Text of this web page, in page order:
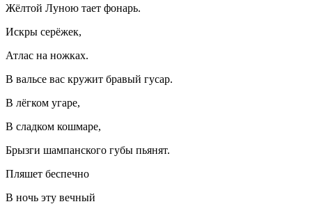
Жёлтой Луною тает фонарь.
Искры серёжек,
Атлас на ножках.
В вальсе вас кружит бравый гусар.
В лёгком угаре,
В сладком кошмаре,
Брызги шампанского губы пьянят.
Пляшет беспечно
В ночь эту вечный